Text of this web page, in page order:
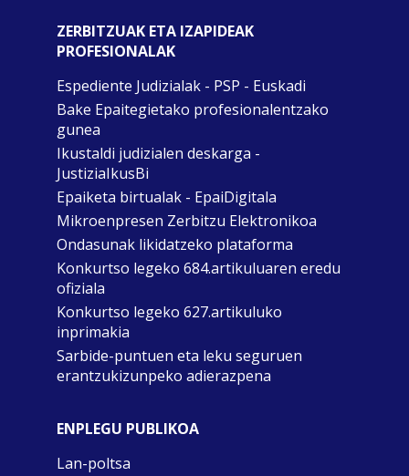
ZERBITZUAK ETA IZAPIDEAK
PROFESIONALAK
Espediente Judizialak - PSP - Euskadi
Bake Epaitegietako profesionalentzako
gunea
Ikustaldi judizialen deskarga -
JustiziaIkusBi
Epaiketa birtualak - EpaiDigitala
Mikroenpresen Zerbitzu Elektronikoa
Ondasunak likidatzeko plataforma
Konkurtso legeko 684.artikuluaren eredu
ofiziala
Konkurtso legeko 627.artikuluko
inprimakia
Sarbide-puntuen eta leku seguruen
erantzukizunpeko adierazpena
ENPLEGU PUBLIKOA
Lan-poltsa